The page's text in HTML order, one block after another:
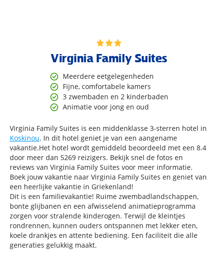
Virginia Family Suites
Meerdere eetgelegenheden
Fijne, comfortabele kamers
3 zwembaden en 2 kinderbaden
Animatie voor jong en oud
Virginia Family Suites is een middenklasse 3-sterren hotel in
Koskinou. In dit hotel geniet je van een aangename
vakantie.Het hotel wordt gemiddeld beoordeeld met een 8.4
door meer dan 5269 reizigers. Bekijk snel de fotos en
reviews van Virginia Family Suites voor meer informatie.
Boek jouw vakantie naar Virginia Family Suites en geniet van
een heerlijke vakantie in Griekenland!
Dit is een familievakantie! Ruime zwembadlandschappen,
bonte glijbanen en een afwisselend animatieprogramma
zorgen voor stralende kinderogen. Terwijl de kleintjes
rondrennen, kunnen ouders ontspannen met lekker eten,
koele drankjes en attente bediening. Een faciliteit die alle
generaties gelukkig maakt.